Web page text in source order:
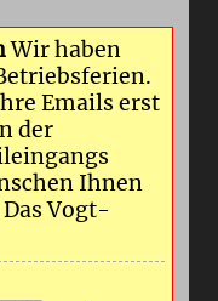
Wir haben
Emails erst
der
Ihnen
Vogt-